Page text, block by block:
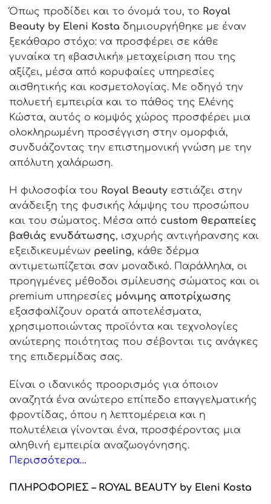
Όπως προδίδει και το όνομά του, το Royal
Beauty by Eleni Kosta δημιουργήθηκε με έναν
ξεκάθαρο στόχο: να προσφέρει σε κάθε
γυναίκα τη «βασιλική» μεταχείριση που της
αξίζει, μέσα από κορυφαίες υπηρεσίες
αισθητικής και κοσμετολογίας. Με οδηγό την
πολυετή εμπειρία και το πάθος της Ελένης
Κώστα, αυτός ο κομψός χώρος προσφέρει μια
ολοκληρωμένη προσέγγιση στην ομορφιά,
συνδυάζοντας την επιστημονική γνώση με την
απόλυτη χαλάρωση.
Η φιλοσοφία του Royal Beauty εστιάζει στην
ανάδειξη της φυσικής λάμψης του προσώπου
και του σώματος. Μέσα από custom θεραπείες
βαθιάς ενυδάτωσης, ισχυρής αντιγήρανσης και
εξειδικευμένων peeling, κάθε δέρμα
αντιμετωπίζεται σαν μοναδικό. Παράλληλα, οι
προηγμένες μέθοδοι σμίλευσης σώματος και οι
premium υπηρεσίες μόνιμης αποτρίχωσης
εξασφαλίζουν ορατά αποτελέσματα,
χρησιμοποιώντας προϊόντα και τεχνολογίες
ανώτερης ποιότητας που σέβονται τις ανάγκες
της επιδερμίδας σας.
Είναι ο ιδανικός προορισμός για όποιον
αναζητά ένα ανώτερο επίπεδο επαγγελματικής
φροντίδας, όπου η λεπτομέρεια και η
πολυτέλεια γίνονται ένα, προσφέροντας μια
αληθινή εμπειρία αναζωογόνησης.
Περισσότερα…
ΠΛΗΡΟΦΟΡΙΕΣ – ROYAL BEAUTY by Eleni Kosta